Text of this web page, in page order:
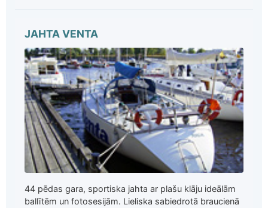
JAHTA VENTA
44 pēdas gara, sportiska jahta ar plašu klāju ideālām
ballītēm un fotosesijām. Lieliska sabiedrotā braucienā